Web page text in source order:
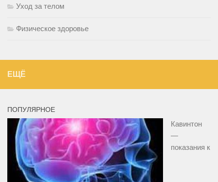
Уход за телом
Физическое здоровье
ЕЩЁ
ПОПУЛЯРНОЕ
Кавинтон
—
показания к